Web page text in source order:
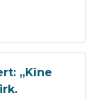
„Kîne